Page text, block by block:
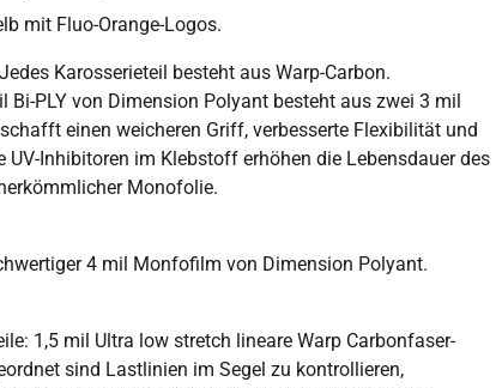
mit Fluo-Orange-Logos.
Karosserieteil besteht aus Warp-Carbon.
Bi-PLY von Dimension Polyant besteht aus zwei 3 mil
einen weicheren Griff, verbesserte Flexibilität und
UV-Inhibitoren im Klebstoff erhöhen die Lebensdauer des
Monofolie.
4 mil Monfofilm von Dimension Polyant.
1,5 mil Ultra low stretch lineare Warp Carbonfaser-
sind Lastlinien im Segel zu kontrollieren,